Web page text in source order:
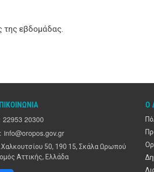
της εβδομάδας.
22953 20300
info@oropos.gov.gr
50, 190 15, Σκάλα Ωρωπού
Αττικής, Ελλάδα
Ο